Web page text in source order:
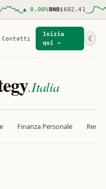
▲ 0.00%BNB$602.41
Contatti
Inizia
qui →
☾
.Italia
Finanza Personale